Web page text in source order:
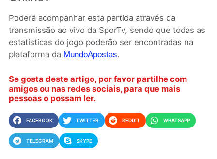
Poderá acompanhar esta partida através da
transmissão ao vivo da SporTv, sendo que todas as
estatísticas do jogo poderão ser encontradas na
plataforma da MundoApostas.
Se gosta deste artigo, por favor partilhe com
amigos ou nas redes sociais, para que mais
pessoas o possam ler.
FACEBOOK TWITTER REDDIT WHATSAPP
TELEGRAM SKYPE